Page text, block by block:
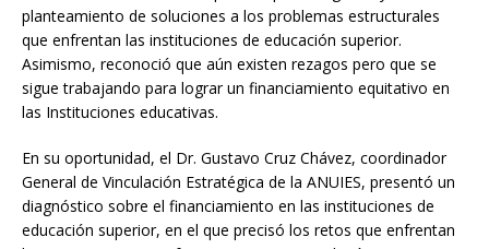
planteamiento de soluciones a los problemas estructurales
que enfrentan las instituciones de educación superior.
Asimismo, reconoció que aún existen rezagos pero que se
sigue trabajando para lograr un financiamiento equitativo en
las Instituciones educativas.
En su oportunidad, el Dr. Gustavo Cruz Chávez, coordinador
General de Vinculación Estratégica de la ANUIES, presentó un
diagnóstico sobre el financiamiento en las instituciones de
educación superior, en el que precisó los retos que enfrentan